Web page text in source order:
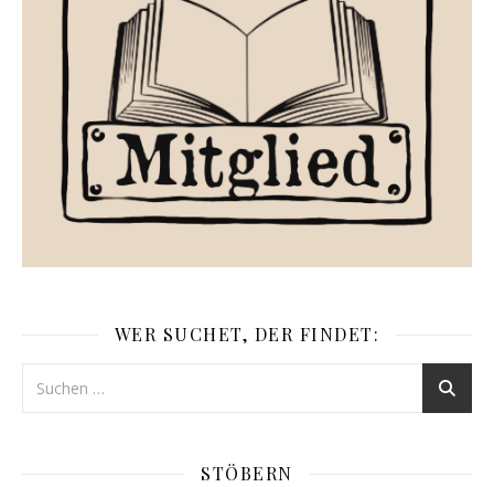
WER SUCHET, DER FINDET:
STÖBERN